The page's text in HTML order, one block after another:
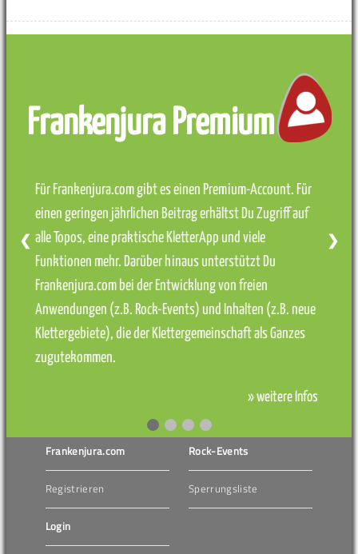
Frankenjura Premium
Für Frankenjura.com gibt es einen Premium-Account. Für
einen geringen jährlichen Beitrag erhältst Du Zugriff auf
alle Topos, eine praktische KletterApp und viele
Funktionen mehr. Darüber hinaus unterstützt Du
Frankenjura.com bei der Entwicklung von freien
Anwendungen (z.B. Rock-Events) und Inhalten (z.B. neue
Klettergebiete), die der Klettergemeinschaft als Ganzes
zugutekommen.
» weitere Infos
❮ ❯
Frankenjura.com
Registrieren
Login
Rock-Events
Sperrungsliste